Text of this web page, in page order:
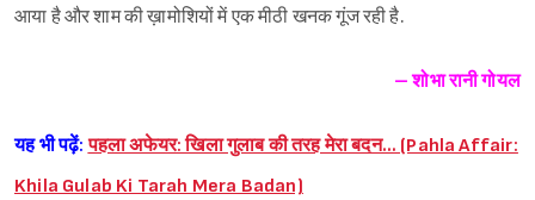
आया है और शाम की ख़ामोशियों में एक मीठी खनक गूंज रही है.
– शोभा रानी गोयल
यह भी पढ़ें:पहला अफेयर: खिला गुलाब की तरह मेरा बदन… (Pahla Affair:
Khila Gulab Ki Tarah Mera Badan)